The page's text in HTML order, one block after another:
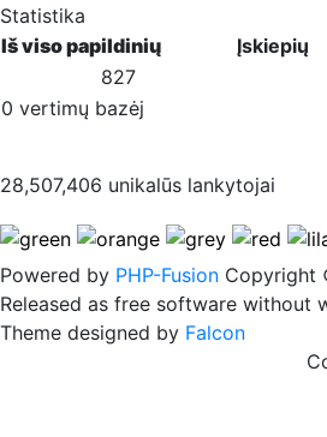
Statistika
Iš viso papildinių
Įskiepių
827
0 vertimų bazėj
28,507,406 unikalūs lankytojai
Powered by PHP-Fusion Copyright
Released as free software without
Theme designed by Falcon